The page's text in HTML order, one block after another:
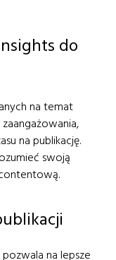
do
na temat
na publikację.
swoją
na lepsze